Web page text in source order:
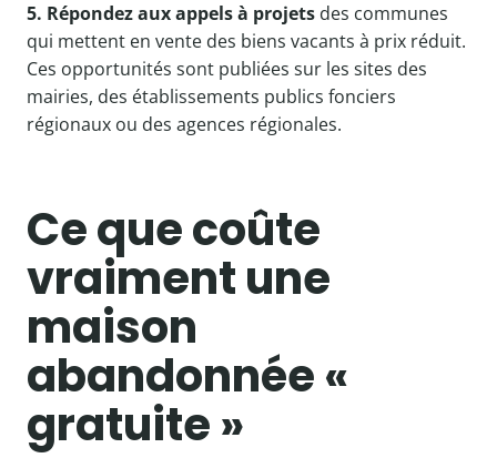
5. Répondez aux appels à projets des communes
qui mettent en vente des biens vacants à prix réduit.
Ces opportunités sont publiées sur les sites des
mairies, des établissements publics fonciers
régionaux ou des agences régionales.
Ce que coûte
vraiment une
maison
abandonnée «
gratuite »